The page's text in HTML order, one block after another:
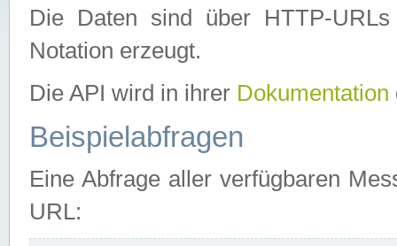
Die Daten sind über HTTP-
Notation erzeugt.
Die API wird in ihrer Dokumentation
Beispielabfragen
Eine Abfrage aller verfügbaren
URL: